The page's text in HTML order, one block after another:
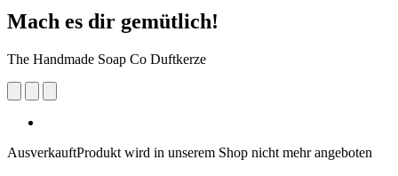
Mach es dir gemütlich!
The Handmade Soap Co Duftkerze
AusverkauftProdukt wird in unserem Shop nicht mehr angeboten